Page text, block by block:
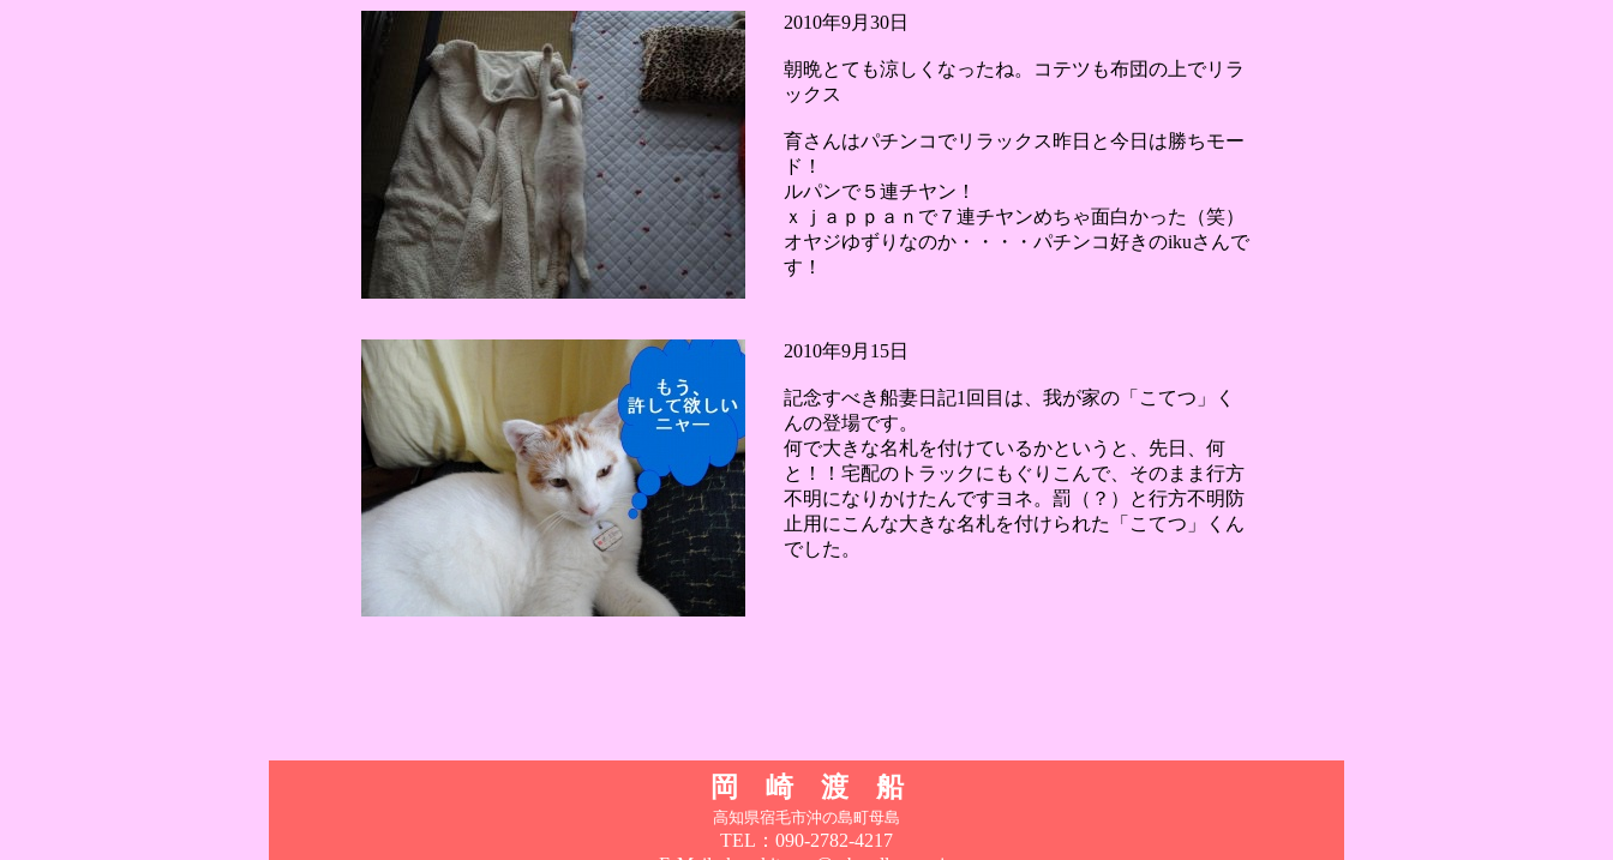
2010年9月30日
朝晩とても涼しくなったね。コテツも布団の上でリラ
ックス
育さんはパチンコでリラックス昨日と今日は勝ちモー
ド！
ルパンで５連チヤン！
ｘｊａｐｐａｎで７連チヤンめちゃ面白かった（笑）
オヤジゆずりなのか・・・・パチンコ好きのikuさんで
す！
2010年9月15日
記念すべき船妻日記1回目は、我が家の「こてつ」く
んの登場です。
何で大きな名札を付けているかというと、先日、何
と！！宅配のトラックにもぐりこんで、そのまま行方
不明になりかけたんですヨネ。罰（？）と行方不明防
止用にこんな大きな名札を付けられた「こてつ」くん
でした。
岡 崎 渡 船
高知県宿毛市沖の島町母島
TEL：090-2782-4217